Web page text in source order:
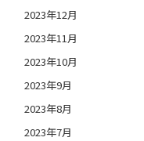
2023年12月
2023年11月
2023年10月
2023年9月
2023年8月
2023年7月